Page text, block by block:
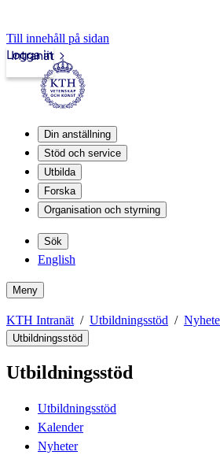
Till innehåll på sidan
Intranät
Logga in
Din anställning
Stöd och service
Utbilda
Forska
Organisation och styrning
Sök
English
Meny
KTH Intranät Utbildningsstöd
Utbildningsstöd
Utbildningsstöd
Utbildningsstöd
Kalender
Nyheter